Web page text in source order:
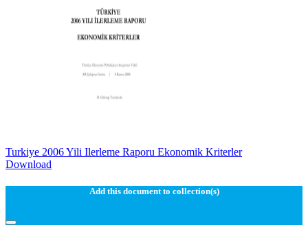
Turkiye 2006 Yili Ilerleme Raporu Ekonomik Kriterler
Download
Add this document to collection(s)